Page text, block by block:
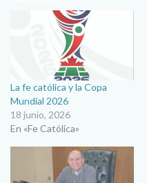
La fe católica y la Copa
Mundial 2026
18 junio, 2026
En «Fe Católica»